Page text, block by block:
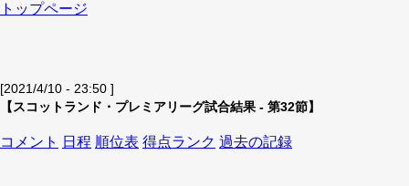
トップページ
[2021/4/10 - 23:50 ]
【スコットランド・プレミアリーグ試合結果 - 第32節】
コメント 日程 順位表 得点ランク 過去の記録